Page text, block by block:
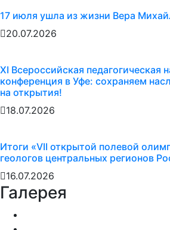
17 июля ушла из жизни Вера
20.07.2026
XI Всероссийская педагогическая
конференция в Уфе: сохраняем
на открытия!
18.07.2026
Итоги «VII открытой полевой
геологов центральных регионов
16.07.2026
Галерея